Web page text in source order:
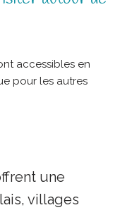
accessibles en
pour les autres
une
villages